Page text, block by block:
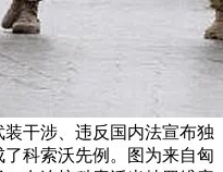
干涉、违反国内法宣布独
科索沃先例。图为来自匈